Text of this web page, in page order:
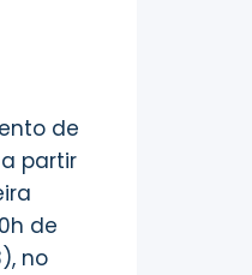
de
partir
de
no